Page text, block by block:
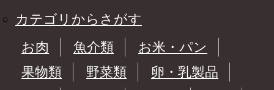
カテゴリからさがす
お肉
魚介類
お米・パン
果物類
野菜類
卵・乳製品